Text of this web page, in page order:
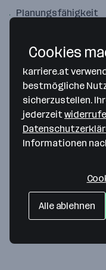
Planungsfähigkeit
Kreativität
Flexibilität
Wie
Grundsätzlich ist für
Bereichen
werden. Zusätzlich
Ausbildungen, die
Cookies
karriere.at
bestmögliche
sicherzustellen.
jederzeit
Informationen
Alle ablehnen